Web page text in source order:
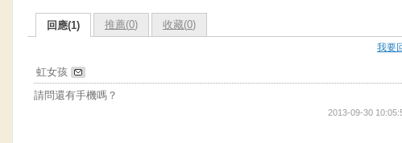
回應(1) 推薦(0) 收藏(0)
我要
虹女孩
請問還有手機嗎？
2013-09-30